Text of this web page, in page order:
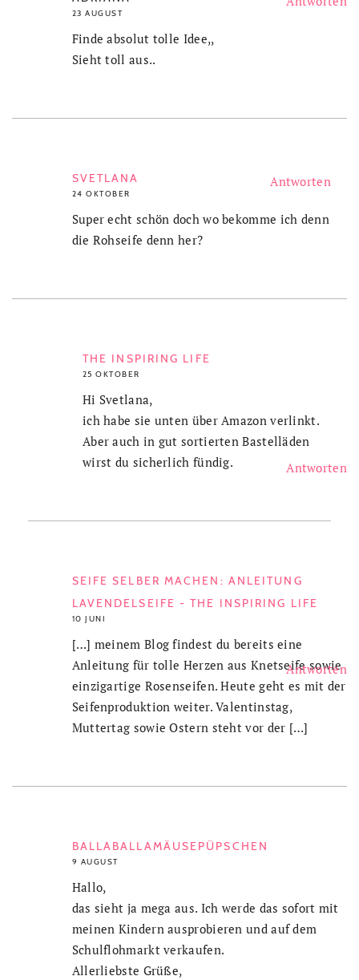
23 AUGUST
Finde absolut tolle Idee,,
Sieht toll aus..
SVETLANA
24 OKTOBER
Super echt schön doch wo bekomme ich denn
die Rohseife denn her?
THE INSPIRING LIFE
25 OKTOBER
Antworten
Hi Svetlana,
ich habe sie unten über Amazon verlinkt.
Aber auch in gut sortierten Bastelläden
wirst du sicherlich fündig.
SEIFE SELBER MACHEN: ANLEITUNG
LAVENDELSEIFE - THE INSPIRING LIFE
10 JUNI
Antworten
[…] meinem Blog findest du bereits eine
Anleitung für tolle Herzen aus Knetseife sowie
einzigartige Rosenseifen. Heute geht es mit der
Seifenproduktion weiter. Valentinstag,
Muttertag sowie Ostern steht vor der […]
BALLABALLAMÄUSEPÜPSCHEN
9 AUGUST
Antworten
Hallo,
das sieht ja mega aus. Ich werde das sofort mit
meinen Kindern ausprobieren und auf dem
Schulflohmarkt verkaufen.
Allerliebste Grüße,